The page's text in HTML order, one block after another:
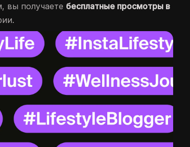
вы получаете бесплатные просмотры в